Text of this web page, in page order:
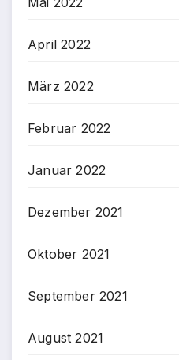
April 2022
März 2022
Februar 2022
Januar 2022
Dezember 2021
Oktober 2021
September 2021
August 2021